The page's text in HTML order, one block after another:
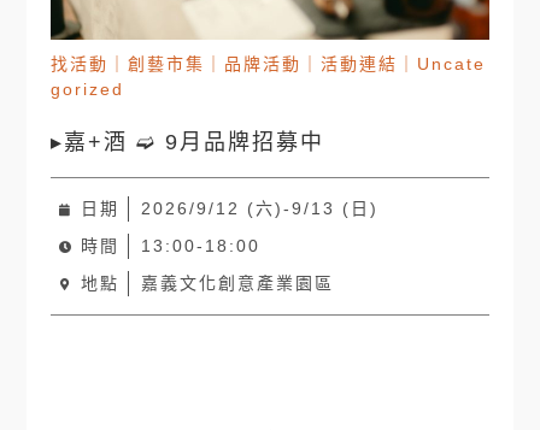
找活動 ｜創藝市集 品牌活動 ｜活動連結
Uncate
gorized
▸嘉+酒 ➫ 9月品牌招募中
日期
2026/9/12 (六)-9/13 (日)
時間
13:00-18:00
地點
嘉義文化創意產業園區